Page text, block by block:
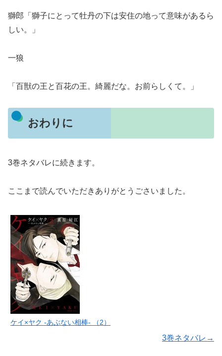
獅郎「獅子にとって牡丹の下は安住の地って意味があるら
しい。」
一狼
「百獣の王と百花の王。綺麗だな。お前らしくて。」
おわりに
3巻ネタバレに続きます。
ここまで読んでいただきありがとうごさいました。
ケイ×ヤク -あぶない相棒- （2）
3巻ネタバレ→